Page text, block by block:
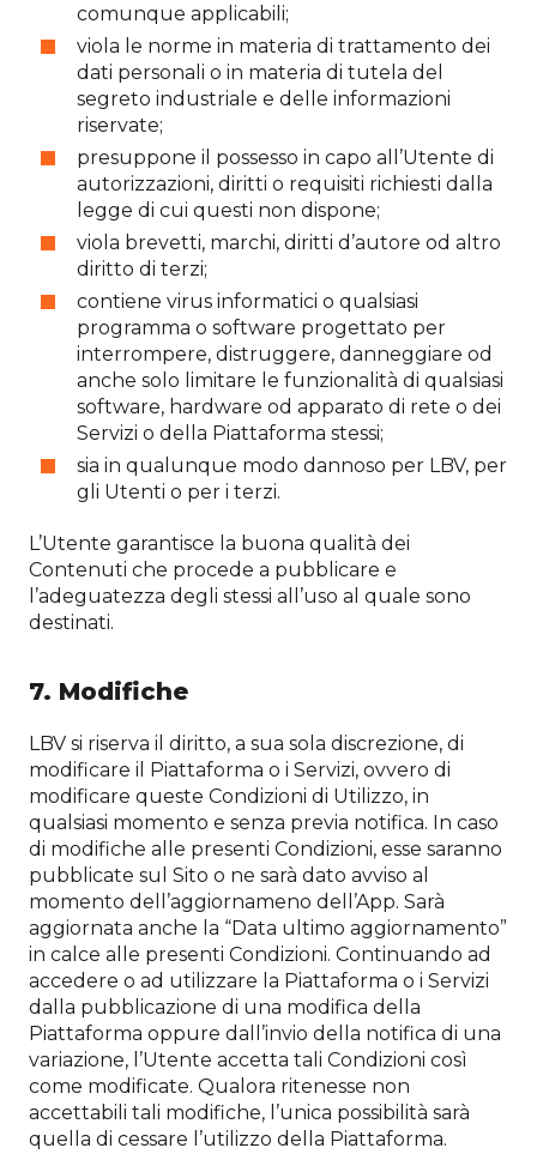
comunque applicabili;
viola le norme in materia di trattamento dei
dati personali o in materia di tutela del
segreto industriale e delle informazioni
riservate;
presuppone il possesso in capo all’Utente di
autorizzazioni, diritti o requisiti richiesti dalla
legge di cui questi non dispone;
viola brevetti, marchi, diritti d’autore od altro
diritto di terzi;
contiene virus informatici o qualsiasi
programma o software progettato per
interrompere, distruggere, danneggiare od
anche solo limitare le funzionalità di qualsiasi
software, hardware od apparato di rete o dei
Servizi o della Piattaforma stessi;
sia in qualunque modo dannoso per LBV, per
gli Utenti o per i terzi.
L’Utente garantisce la buona qualità dei
Contenuti che procede a pubblicare e
l’adeguatezza degli stessi all’uso al quale sono
destinati.
7. Modifiche
LBV si riserva il diritto, a sua sola discrezione, di
modificare il Piattaforma o i Servizi, ovvero di
modificare queste Condizioni di Utilizzo, in
qualsiasi momento e senza previa notifica. In caso
di modifiche alle presenti Condizioni, esse saranno
pubblicate sul Sito o ne sarà dato avviso al
momento dell’aggiornameno dell’App. Sarà
aggiornata anche la “Data ultimo aggiornamento”
in calce alle presenti Condizioni. Continuando ad
accedere o ad utilizzare la Piattaforma o i Servizi
dalla pubblicazione di una modifica della
Piattaforma oppure dall’invio della notifica di una
variazione, l’Utente accetta tali Condizioni così
come modificate. Qualora ritenesse non
accettabili tali modifiche, l’unica possibilità sarà
quella di cessare l’utilizzo della Piattaforma.